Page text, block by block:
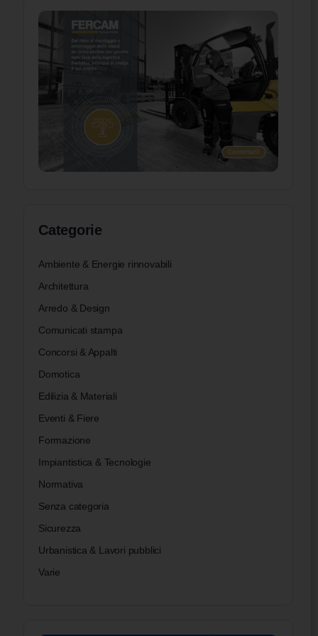
Categorie
Ambiente & Energie rinnovabili
Architettura
Arredo & Design
Comunicati stampa
Concorsi & Appalti
Domotica
Edilizia & Materiali
Eventi & Fiere
Formazione
Impiantistica & Tecnologie
Normativa
Senza categoria
Sicurezza
Urbanistica & Lavori pubblici
Varie